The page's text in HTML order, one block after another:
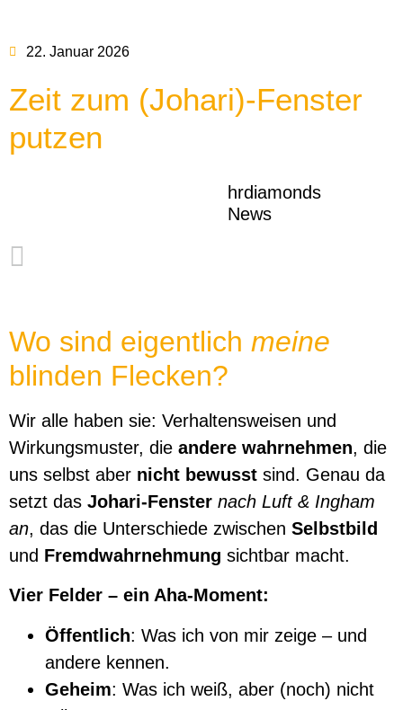
22. Januar 2026
Zeit zum (Johari)-Fenster
putzen
hrdiamonds
News
Wo sind eigentlich meine
blinden Flecken?
Wir alle haben sie: Verhaltensweisen und
Wirkungsmuster, die andere wahrnehmen, die
uns selbst aber nicht bewusst sind. Genau da
setzt das Johari-Fenster nach Luft & Ingham
an, das die Unterschiede zwischen Selbstbild
und Fremdwahrnehmung sichtbar macht.
Vier Felder – ein Aha-Moment:
Öffentlich: Was ich von mir zeige – und
andere kennen.
Geheim: Was ich weiß, aber (noch) nicht